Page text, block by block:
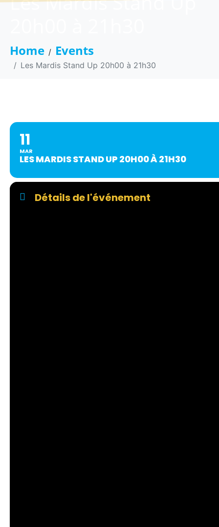
Home Events
Les Mardis Stand Up 20h00 à 21h30
11
MAR
LES MARDIS STAND UP 20H00 À 21H30
Détails de l'événement